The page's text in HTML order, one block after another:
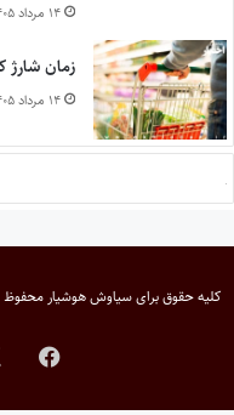
۱۴ مرداد ۱۴۰۵
زمان شارژ
۱۴ مرداد ۱۴۰۵
کلیه حقوق برایسیاوش هوشیار